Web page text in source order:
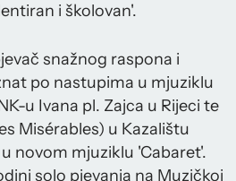
i školovan'.
snažnog raspona i
po nastupima u mjuziklu
u Ivana pl. Zajca u Rijeci te
Misérables) u Kazalištu
novom mjuziklu 'Cabaret'.
solo pjevanja na Muzičkoj